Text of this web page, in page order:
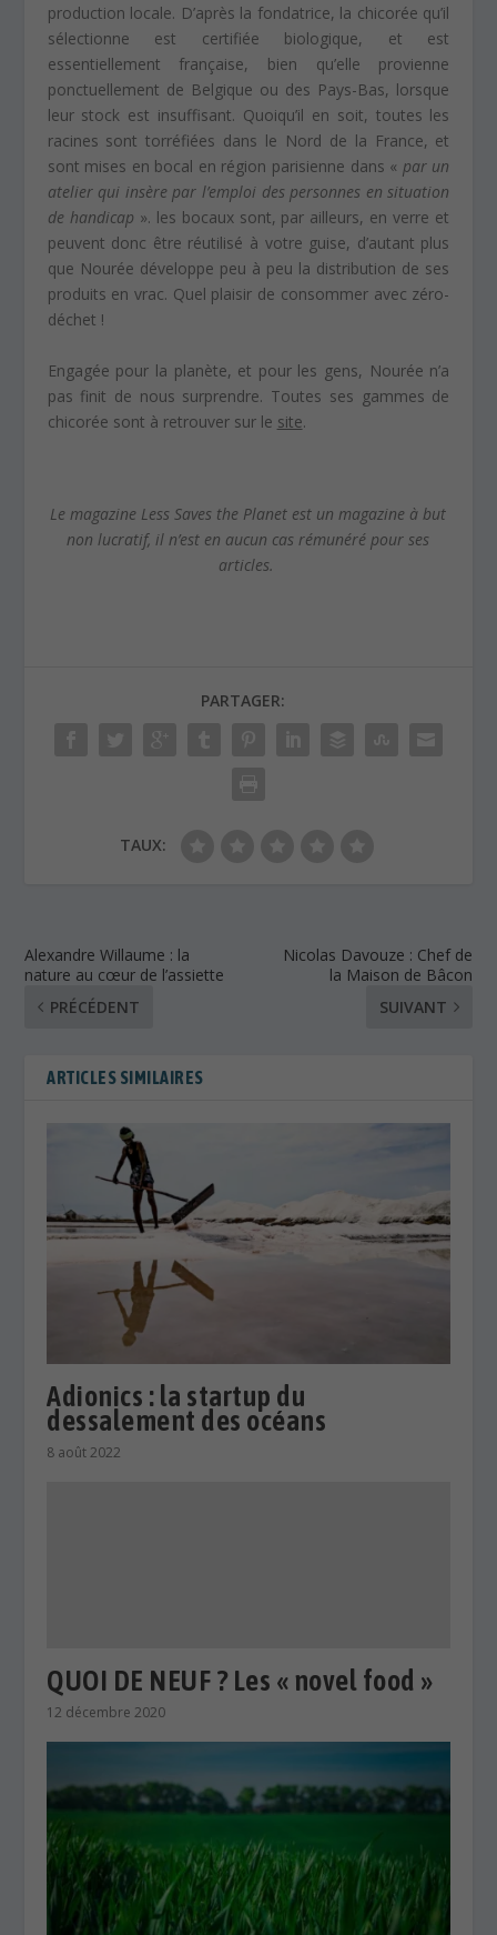
production locale. D’après la fondatrice, la chicorée qu’il
sélectionne est certifiée biologique, et est
essentiellement française, bien qu’elle provienne
ponctuellement de Belgique ou des Pays-Bas, lorsque
leur stock est insuffisant. Quoiqu’il en soit, toutes les
racines sont torréfiées dans le Nord de la France, et
sont mises en bocal en région parisienne dans « par un
atelier qui insère par l’emploi des personnes en situation
de handicap ». les bocaux sont, par ailleurs, en verre et
peuvent donc être réutilisé à votre guise, d’autant plus
que Nourée développe peu à peu la distribution de ses
produits en vrac. Quel plaisir de consommer avec zéro-
déchet !
Engagée pour la planète, et pour les gens, Nourée n’a
pas finit de nous surprendre. Toutes ses gammes de
chicorée sont à retrouver sur le site.
Le magazine Less Saves the Planet est un magazine à but
non lucratif, il n’est en aucun cas rémunéré pour ses
articles.
PARTAGER:
TAUX:
Alexandre Willaume : la
nature au cœur de l’assiette
PRÉCÉDENT
Nicolas Davouze : Chef de
la Maison de Bâcon
SUIVANT
ARTICLES SIMILAIRES
Adionics : la startup du
dessalement des océans
8 août 2022
L’irrigation régulée par les plantes
!
22 septembre 2021